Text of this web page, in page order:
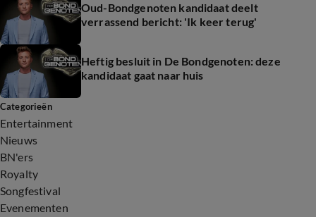
Oud-Bondgenoten kandidaat deelt
verrassend bericht: 'Ik keer terug'
Heftig besluit in De Bondgenoten: deze
kandidaat gaat naar huis
Categorieën
Entertainment
Nieuws
BN'ers
Royalty
Songfestival
Evenementen